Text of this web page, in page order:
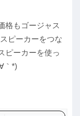
格もゴージャス
ピーカーをつな
ピーカーを使っ
｀*)